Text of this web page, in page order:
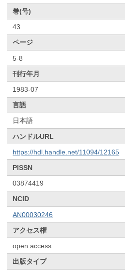
巻(号)
43
ページ
5-8
刊行年月
1983-07
言語
日本語
ハンドルURL
https://hdl.handle.net/11094/12165
PISSN
03874419
NCID
AN00030246
アクセス権
open access
出版タイプ